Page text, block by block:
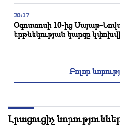
20:17
Օգոստոսի 10-ից Սայաթ-
երթևեկության կարգը
հնչեց ՀՀ օրհներգը․ Ժաննա
ՌԴ-ն «Իսկանդերով» խոցել
գնացքը.Վեհափառի գործով
ինքնաբացարկ հայտնեց
Բոլոր
Լրացուցիչ